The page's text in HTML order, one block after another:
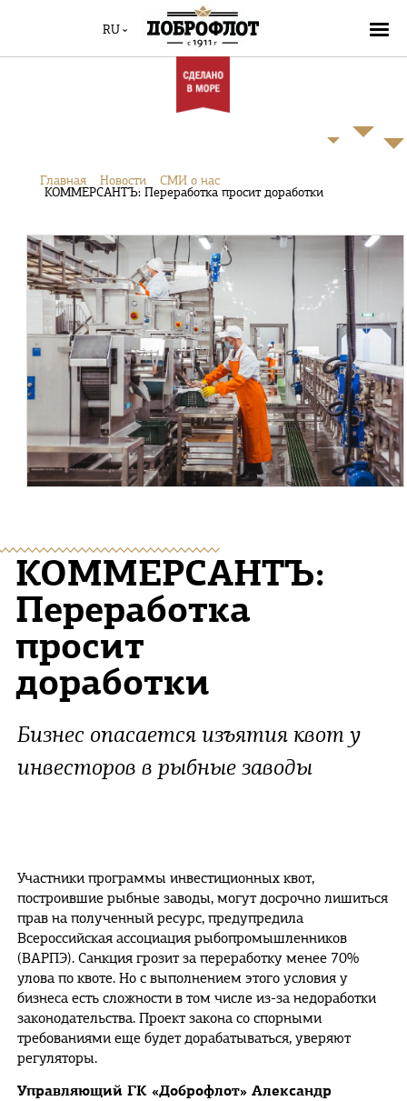
RU
Главная Новости
СМИ о нас
КОММЕРСАНТЪ: Переработка просит доработки
КОММЕРСАНТЪ:
Переработка
просит
доработки
Бизнес опасается изъятия квот у
инвесторов в рыбные заводы
Участники программы инвестиционных квот,
построившие рыбные заводы, могут досрочно лишиться
прав на полученный ресурс, предупредила
Всероссийская ассоциация рыбопромышленников
(ВАРПЭ). Санкция грозит за переработку менее 70%
улова по квоте. Но с выполнением этого условия у
бизнеса есть сложности в том числе из-за недоработки
законодательства. Проект закона со спорными
требованиями еще будет дорабатываться, уверяют
регуляторы.
Управляющий ГК «Доброфлот» Александр